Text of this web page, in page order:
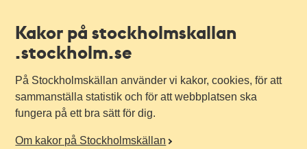
Kakor på stockholmskallan
.stockholm.se
På Stockholmskällan använder vi kakor, cookies, för att
sammanställa statistik och för att webbplatsen ska
fungera på ett bra sätt för dig.
Om kakor på Stockholmskällan